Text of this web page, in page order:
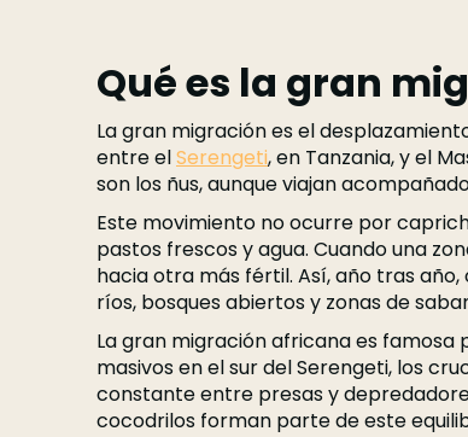
Qué es la gran
La gran migración es el
entre elSerengeti, en Tanzania, y el
son los ñus, aunque viajan
Este movimiento no ocurre por
pastos frescos y agua. Cuando una
hacia otra más fértil. Así, año tras
ríos, bosques abiertos y zonas de
La gran migración africana es
masivos en el sur del Serengeti, los
constante entre presas y
cocodrilos forman parte de este